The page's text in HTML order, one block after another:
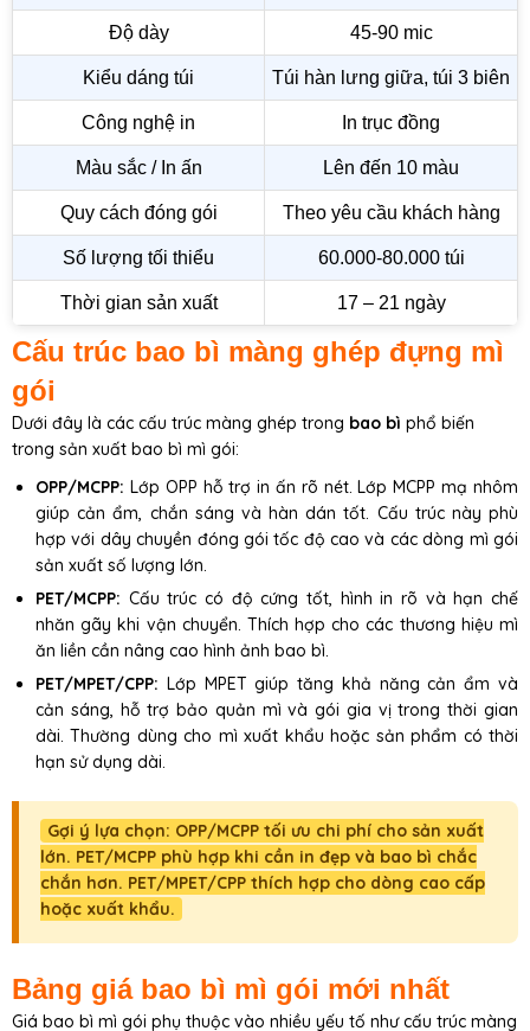
Độ dày 45-90 mic
Kiểu dáng túi Túi hàn lưng giữa, túi 3 biên
Công nghệ in In trục đồng
Màu sắc / In ấn Lên đến 10 màu
Quy cách đóng gói Theo yêu cầu khách hàng
Số lượng tối thiểu 60.000-80.000 túi
Thời gian sản xuất 17 – 21 ngày
Cấu trúc bao bì màng ghép đựng mì
gói
Dưới đây là các cấu trúc màng ghép trong bao bì phổ biến
trong sản xuất bao bì mì gói:
OPP/MCPP: Lớp OPP hỗ trợ in ấn rõ nét. Lớp MCPP mạ nhôm
giúp cản ẩm, chắn sáng và hàn dán tốt. Cấu trúc này phù
hợp với dây chuyền đóng gói tốc độ cao và các dòng mì gói
sản xuất số lượng lớn.
PET/MCPP: Cấu trúc có độ cứng tốt, hình in rõ và hạn chế
nhăn gãy khi vận chuyển. Thích hợp cho các thương hiệu mì
ăn liền cần nâng cao hình ảnh bao bì.
PET/MPET/CPP: Lớp MPET giúp tăng khả năng cản ẩm và
cản sáng, hỗ trợ bảo quản mì và gói gia vị trong thời gian
dài. Thường dùng cho mì xuất khẩu hoặc sản phẩm có thời
hạn sử dụng dài.
Gợi ý lựa chọn: OPP/MCPP tối ưu chi phí cho sản xuất
lớn. PET/MCPP phù hợp khi cần in đẹp và bao bì chắc
chắn hơn. PET/MPET/CPP thích hợp cho dòng cao cấp
hoặc xuất khẩu.
Bảng giá bao bì mì gói mới nhất
Giá bao bì mì gói phụ thuộc vào nhiều yếu tố như cấu trúc màng